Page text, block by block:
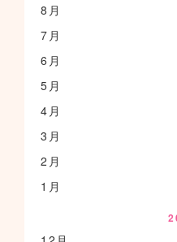
8月
7月
6月
5月
4月
3月
2月
1月